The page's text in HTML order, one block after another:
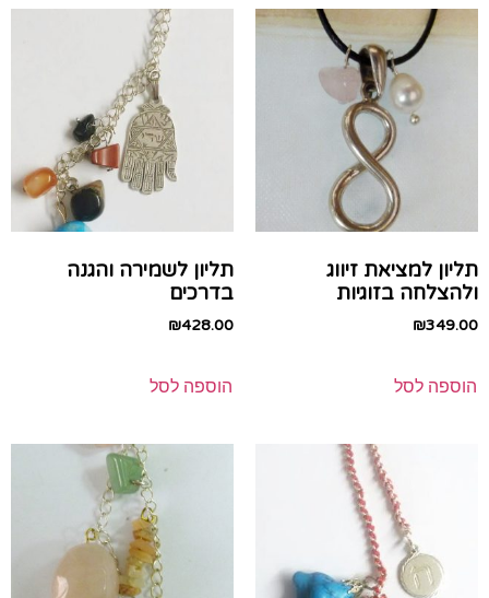
תליון למציאת זיווג
ולהצלחה בזוגיות
₪349.00
הוספה לסל
תליון לשמירה והגנה
בדרכים
₪428.00
הוספה לסל